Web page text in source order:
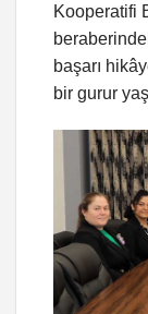
Kooperatifi
başarı
bir gurur